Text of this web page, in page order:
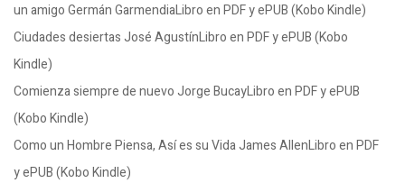
un amigo Germán GarmendiaLibro en PDF y ePUB (Kobo Kindle)
Ciudades desiertas José AgustínLibro en PDF y ePUB (Kobo
Kindle)
Comienza siempre de nuevo Jorge BucayLibro en PDF y ePUB
(Kobo Kindle)
Como un Hombre Piensa, Así es su Vida James AllenLibro en PDF
y ePUB (Kobo Kindle)